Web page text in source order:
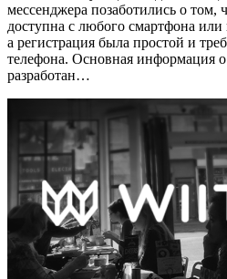
мессенджера позаботились о том,
доступна с любого смартфона
а регистрация была простой и
телефона. Основная информация
разработан…